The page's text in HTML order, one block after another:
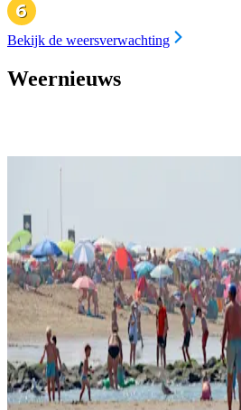
Bekijk de weersverwachting
Weernieuws